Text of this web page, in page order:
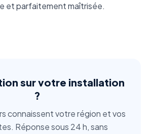
et parfaitement maîtrisée.
sur votre installation
?
connaissent votre région et vos
Réponse sous 24 h, sans